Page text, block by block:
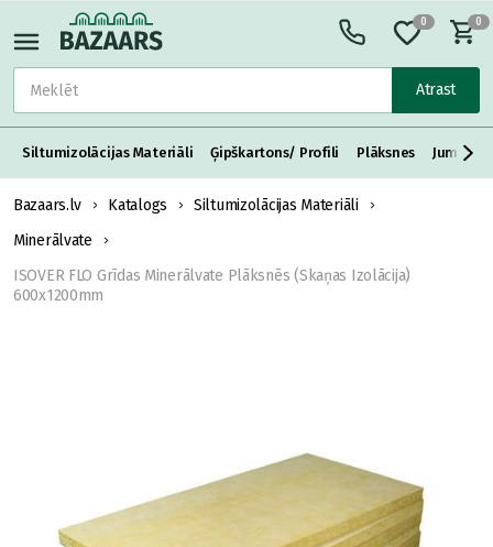
Atrast
0 0
Siltumizolācijas Materiāli Ģipškartons/ Profili Plāksnes Jumta
Bazaars.lv Katalogs
Siltumizolācijas Materiāli
Minerālvate
ISOVER FLO Grīdas Minerālvate Plāksnēs (Skaņas Izolācija)
600x1200mm